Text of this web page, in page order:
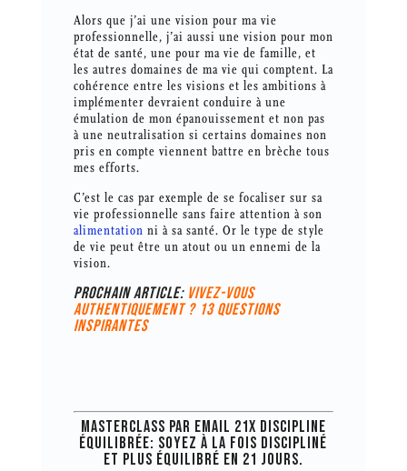
Alors que j’ai une vision pour ma vie
professionnelle, j’ai aussi une vision pour mon
état de santé, une pour ma vie de famille, et
les autres domaines de ma vie qui comptent. La
cohérence entre les visions et les ambitions à
implémenter devraient conduire à une
émulation de mon épanouissement et non pas
à une neutralisation si certains domaines non
pris en compte viennent battre en brèche tous
mes efforts.
C’est le cas par exemple de se focaliser sur sa
vie professionnelle sans faire attention à son
alimentation ni à sa santé. Or le type de style
de vie peut être un atout ou un ennemi de la
vision.
PROCHAIN ARTICLE: VIVEZ-VOUS
AUTHENTIQUEMENT ? 13 QUESTIONS
INSPIRANTES
MASTERCLASS PAR EMAIL 21X DISCIPLINE
ÉQUILIBRÉE: SOYEZ À LA FOIS DISCIPLINÉ
ET PLUS ÉQUILIBRÉ EN 21 JOURS.